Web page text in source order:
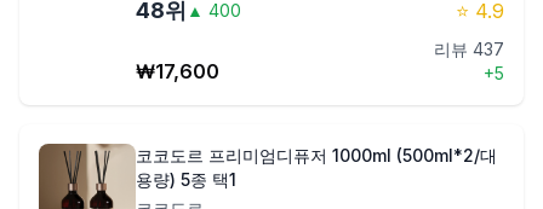
48위 ▲ 400 ⭐ 4.9
₩17,600
리뷰 437
+5
코코도르 프리미엄디퓨저 1000ml (500ml*2/대
용량) 5종 택1